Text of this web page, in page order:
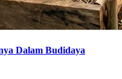
Dalam Budidaya